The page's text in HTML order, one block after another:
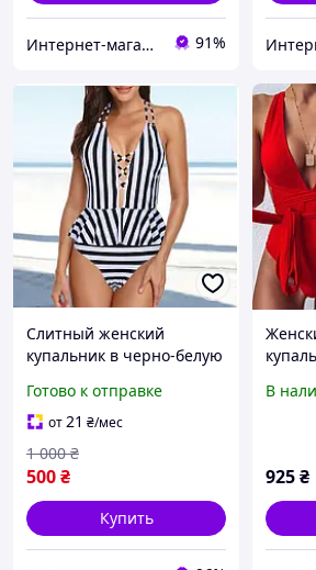
Интернет-магазин Allegoriya 91%
Слитный женский
купальник в черно-белую
слитный купальник с
отрытой спинкой
Готово к отправке
от21 ₴/мес
500₴
1 000 ₴
Купить
В
925₴